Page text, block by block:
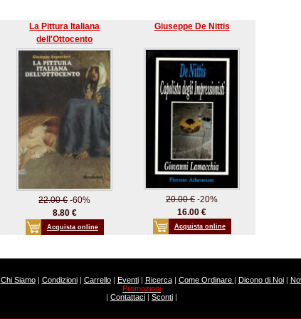
La Pittura Italiana
dell'Ottocento
22.00 €-60%
8.80 €
Acquista online
Giuseppe De Nittis
20.00 €-20%
16.00 €
Acquista online
Chi Siamo| Condizioni| Carrello| Eventi| Ricerca| Come Ordinare | Dicono di Noi|
Promozioni
| Contattaci | Sconti |